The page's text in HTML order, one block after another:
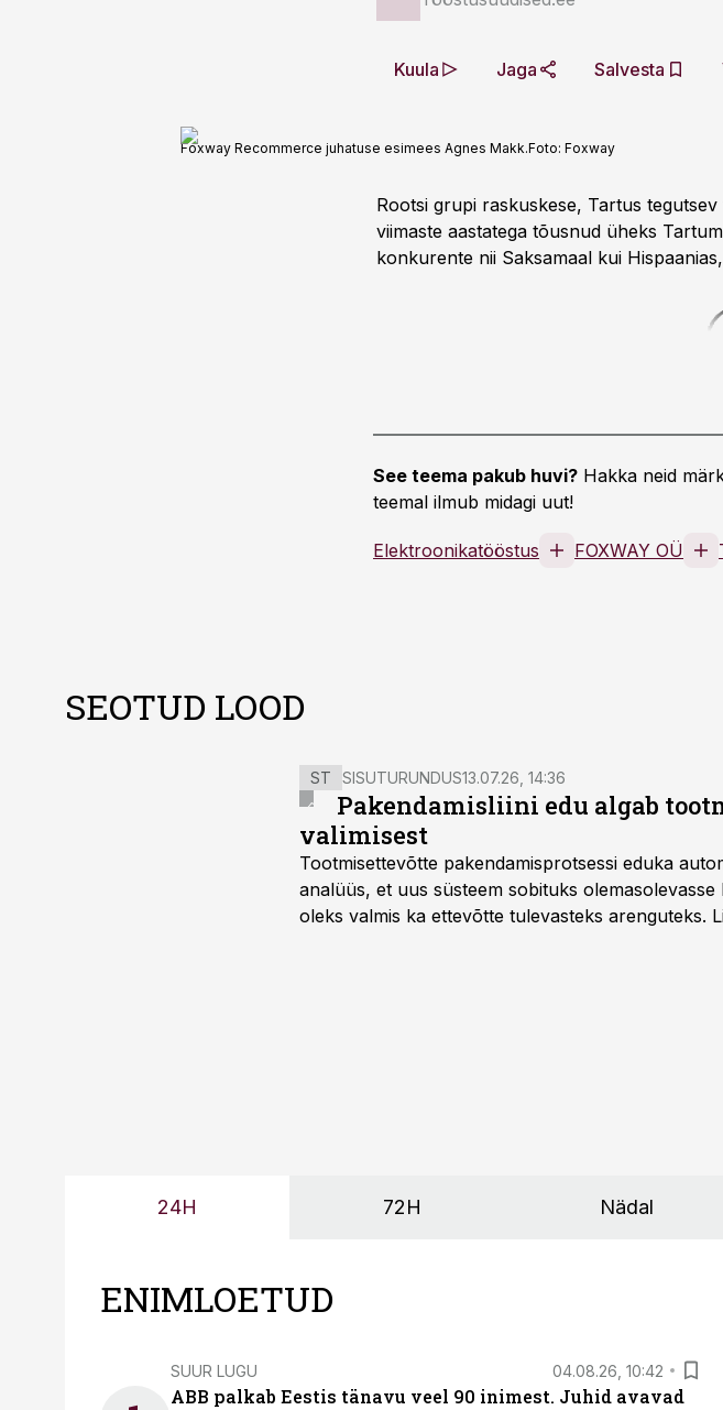
Kuula Jaga Salvesta
Foxway Recommerce juhatuse esimees Agnes Makk.Foto: Foxway
Rootsi grupi raskuskese, Tartus
viimaste aastatega tõusnud üheks
konkurente nii Saksamaal kui
See teema pakub huvi? Hakka neid
teemal ilmub midagi uut!
Elektroonikatööstus FOXWAY OÜ
SEOTUD LOOD
ST SISUTURUNDUS13.07.26, 14:36
Pakendamisliini edu algab
valimisest
Tootmisettevõtte pakendamisprotsessi eduka
analüüs, et uus süsteem sobituks
oleks valmis ka ettevõtte tulevasteks arenguteks.
24H 72H Nädal
ENIMLOETUD
SUUR LUGU 04.08.26, 10:42
ABB palkab Eestis tänavu veel 90 inimest. Juhid avavad